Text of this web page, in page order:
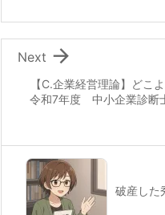
【C.企業経営理論】どこ
令和7年度 中小企業診断

Next
破産した